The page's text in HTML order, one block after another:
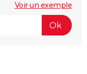
Voir un exemple